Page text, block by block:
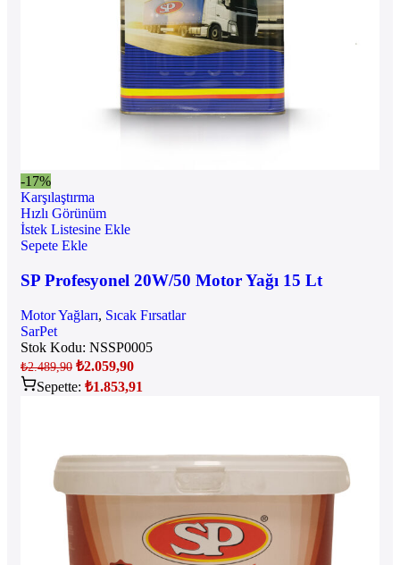
-17%
Karşılaştırma
Hızlı Görünüm
İstek Listesine Ekle
Sepete Ekle
SP Profesyonel 20W/50 Motor Yağı 15 Lt
Motor Yağları, Sıcak Fırsatlar
SarPet
Stok Kodu: NSSP0005
₺2.489,90 ₺2.059,90
Sepette: ₺1.853,91